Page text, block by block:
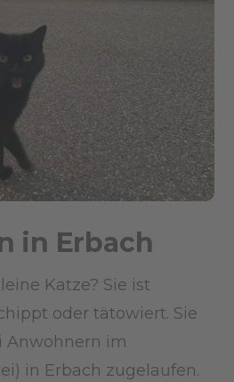
in Erbach
Katze? Sie ist
oder tätowiert. Sie
Anwohnern im
in Erbach zugelaufen.